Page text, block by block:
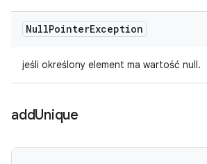
NullPointerException
jeśli określony element ma wartość null.
addUnique